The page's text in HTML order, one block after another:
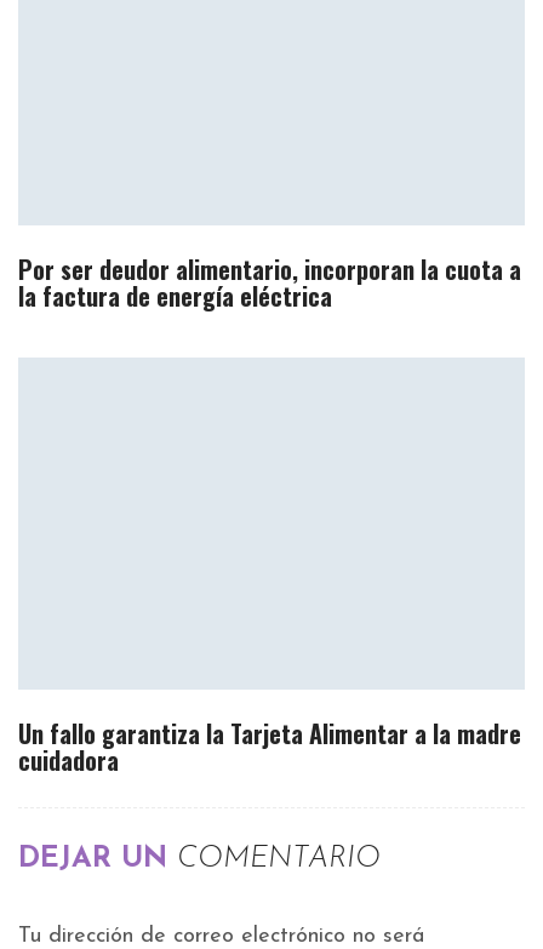
Por ser deudor alimentario, incorporan la cuota a
la factura de energía eléctrica
Un fallo garantiza la Tarjeta Alimentar a la madre
cuidadora
DEJAR UN COMENTARIO
Tu dirección de correo electrónico no será